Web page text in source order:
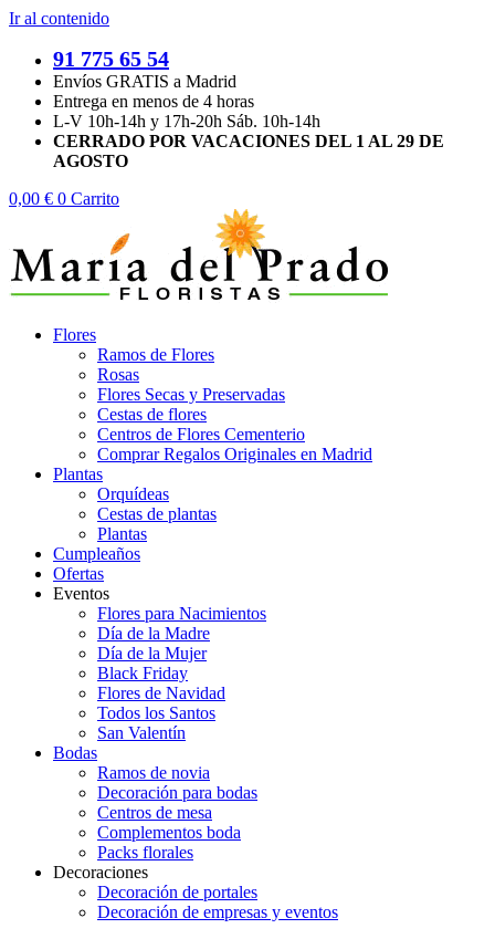
Ir al contenido
91 775 65 54
Envíos GRATIS a Madrid
Entrega en menos de 4 horas
L-V 10h-14h y 17h-20h Sáb. 10h-14h
CERRADO POR VACACIONES DEL 1 AL 29 DE
AGOSTO
0,00 € 0 Carrito
Flores
Ramos de Flores
Rosas
Flores Secas y Preservadas
Cestas de flores
Centros de Flores Cementerio
Comprar Regalos Originales en Madrid
Plantas
Orquídeas
Cestas de plantas
Plantas
Cumpleaños
Ofertas
Eventos
Flores para Nacimientos
Día de la Madre
Día de la Mujer
Black Friday
Flores de Navidad
Todos los Santos
San Valentín
Bodas
Ramos de novia
Decoración para bodas
Centros de mesa
Complementos boda
Packs florales
Decoraciones
Decoración de portales
Decoración de empresas y eventos